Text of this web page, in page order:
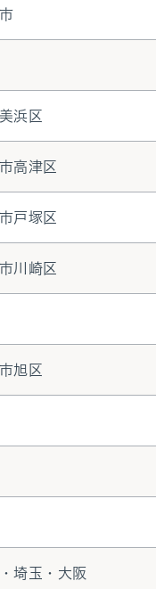
浜区
高津区
戸塚区
川崎区
旭区
埼玉・大阪